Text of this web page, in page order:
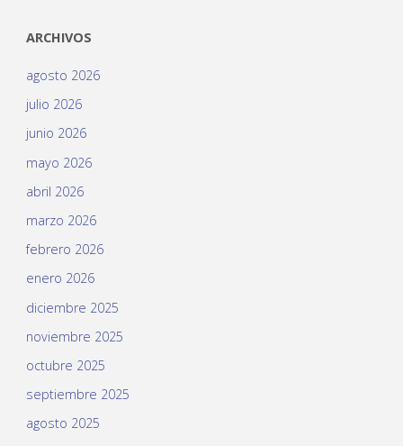
ARCHIVOS
agosto 2026
julio 2026
junio 2026
mayo 2026
abril 2026
marzo 2026
febrero 2026
enero 2026
diciembre 2025
noviembre 2025
octubre 2025
septiembre 2025
agosto 2025